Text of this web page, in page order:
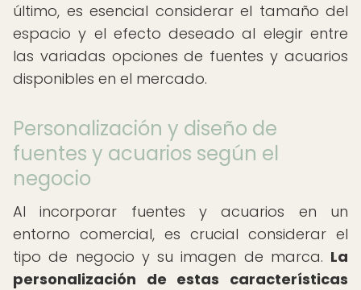
último, es esencial considerar el tamaño del
espacio y el efecto deseado al elegir entre
las variadas opciones de fuentes y acuarios
disponibles en el mercado.
Personalización y diseño de
fuentes y acuarios según el
negocio
Al incorporar fuentes y acuarios en un
entorno comercial, es crucial considerar el
tipo de negocio y su imagen de marca. La
personalización de estas características